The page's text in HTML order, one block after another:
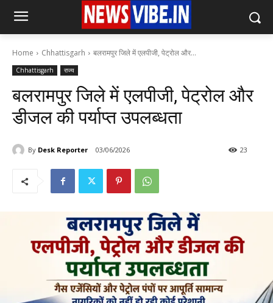
Home Chhattisgarh बलरामपुर जिले में एलपीजी, पेट्रोल और...
Chhattisgarh राज्य
बलरामपुर जिले में एलपीजी, पेट्रोल और
डीजल की पर्याप्त उपलब्धता
By Desk Reporter 03/06/2026 23